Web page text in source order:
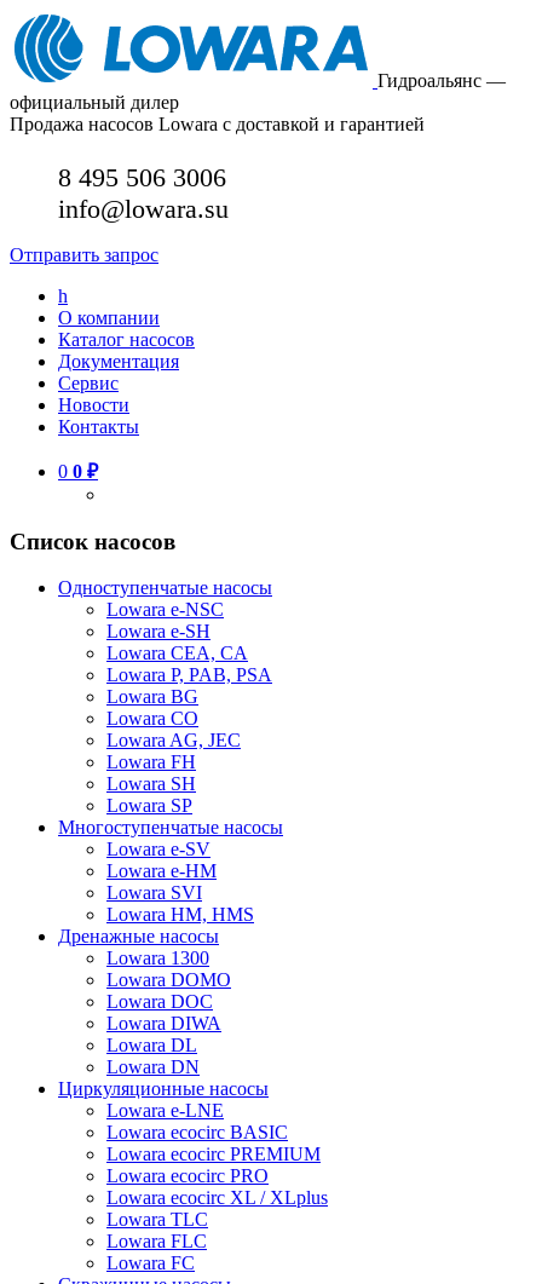
Гидроальянс —
официальный дилер
Продажа насосов Lowara с доставкой и гарантией
8 495 506 3006
info@lowara.su
Отправить запрос
h
О компании
Каталог насосов
Документация
Сервис
Новости
Контакты
0 0 ₽
Список насосов
Одноступенчатые насосы
Lowara e-NSC
Lowara e-SH
Lowara CEA, CA
Lowara P, PAB, PSA
Lowara BG
Lowara CO
Lowara AG, JEC
Lowara FH
Lowara SH
Lowara SP
Многоступенчатые насосы
Lowara e-SV
Lowara e-HM
Lowara SVI
Lowara HM, HMS
Дренажные насосы
Lowara 1300
Lowara DOMO
Lowara DOC
Lowara DIWA
Lowara DL
Lowara DN
Циркуляционные насосы
Lowara e-LNE
Lowara ecocirc BASIC
Lowara ecocirc PREMIUM
Lowara ecocirc PRO
Lowara ecocirc XL / XLplus
Lowara TLC
Lowara FLC
Lowara FC